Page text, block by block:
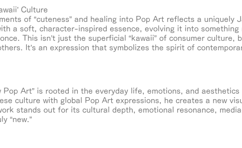
Culture
of “cuteness” and healing into Pop Art reflects a uniquely
a soft, character-inspired essence, evolving it into
This isn’t just the superficial “kawaii” of consumer
It’s an expression that symbolizes the spirit of
Pop Art” is rooted in the everyday life, emotions, and
culture with global Pop Art expressions, he creates a new
stands out for its cultural depth, emotional resonance,
“new.”